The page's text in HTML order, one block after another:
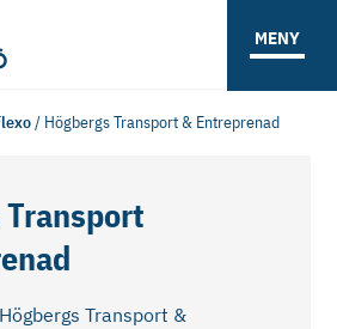
MENY
/ Högbergs Transport & Entreprenad
Transport
Transport &